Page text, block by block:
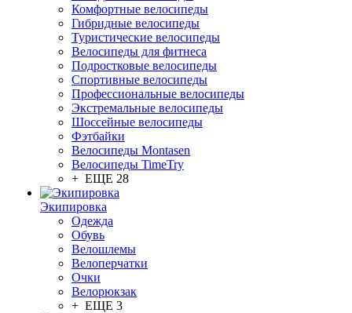
Комфортные велосипеды
Гибридные велосипеды
Туристические велосипеды
Велосипеды для фитнеса
Подростковые велосипеды
Спортивные велосипеды
Профессиональные велосипеды
Экстремальные велосипеды
Шоссейные велосипеды
Фэтбайки
Велосипеды Montasen
Велосипеды TimeTry
+ ЕЩЕ 28
Экипировка
Одежда
Обувь
Велошлемы
Велоперчатки
Очки
Велорюкзак
+ ЕЩЕ 3